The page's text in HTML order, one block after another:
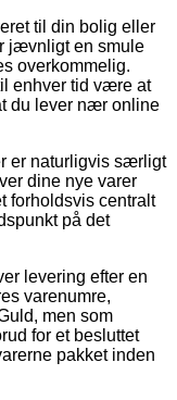
til din bolig eller
jævnligt en smule
overkommelig.
enhver tid være at
du lever nær online
er naturligvis særligt
dine nye varer
forholdsvis centralt
på det
levering efter en
varenumre,
men som
for et besluttet
pakket inden